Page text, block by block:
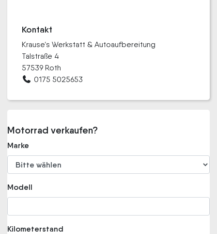
Kontakt
Krause‘s Werkstatt & Autoaufbereitung
Talstraße 4
57539 Roth
0175 5025653
Motorrad verkaufen?
Marke
Modell
Kilometerstand